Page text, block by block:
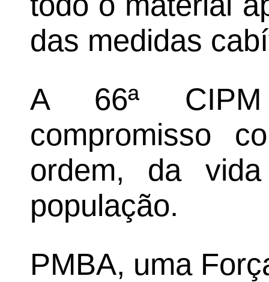
das medidas
A 66ª
compromisso
ordem, da
população.
PMBA, uma